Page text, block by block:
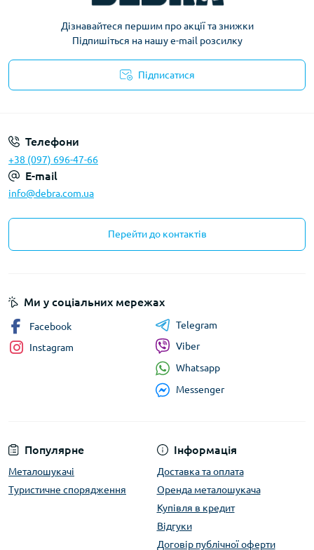
Дізнавайтеся першим про акції та знижки
Підпишіться на нашу e-mail розсилку
Підписатися
Телефони
+38 (097) 696-47-66
E-mail
info@debra.com.ua
Перейти до контактів
Популярне
Металошукачі
Туристичне спорядження
Інформація
Доставка та оплата
Оренда металошукача
Купівля в кредит
Відгуки
Договір публічної оферти
Ми у соціальних мережах
Facebook
Instagram
Telegram
Viber
Whatsapp
Messenger